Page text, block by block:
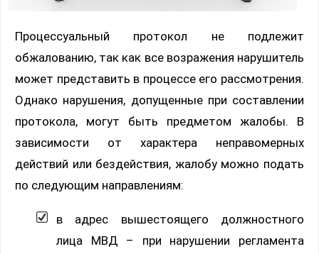
Процессуальный протокол не подлежит
обжалованию, так как все возражения нарушитель
может представить в процессе его рассмотрения.
Однако нарушения, допущенные при составлении
протокола, могут быть предметом жалобы. В
зависимости от характера неправомерных
действий или бездействия, жалобу можно подать
по следующим направлениям:
в адрес вышестоящего должностного
лица МВД – при нарушении регламента